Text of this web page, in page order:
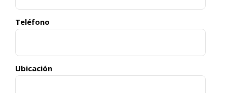
Teléfono
Ubicación